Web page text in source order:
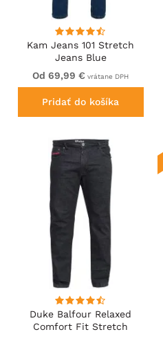
Kam Jeans 101 Stretch
Jeans Blue
Od 69,99 € vrátane DPH
Pridať do košíka
Duke Balfour Relaxed
Comfort Fit Stretch